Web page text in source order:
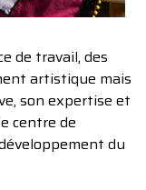
de travail, des
artistique mais
son expertise et
centre de
du